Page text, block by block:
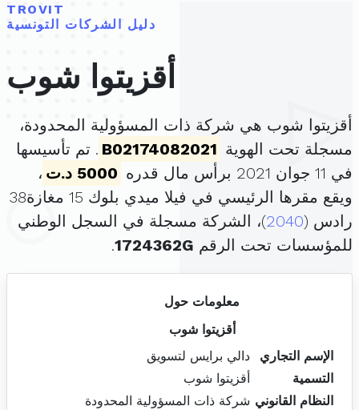
TROVIT
دليل الشركات التونسية
أقزيتوا شوب
أقزيتوا شوب هي شركة ذات المسؤولية المحدودة،
مسجلة تحت الهوية B02174082021 . تم تأسيسها
في 11 جوان 2021 برأس مال قدره
5000 د.ت
،
ويقع مقرها الرئيسي في فيلا ميدي بلوك 15 مغازة38
رادس (2040)، الشركة مسجلة في السجل الوطني
للمؤسسات تحت الرقم 1724362G
.
معلومات حول
أقزيتوا شوب
الإسم التجاري
دالي برايس لتسويق
التسمية
أقزيتوا شوب
النظام القانوني شركة ذات المسؤولية المحدودة